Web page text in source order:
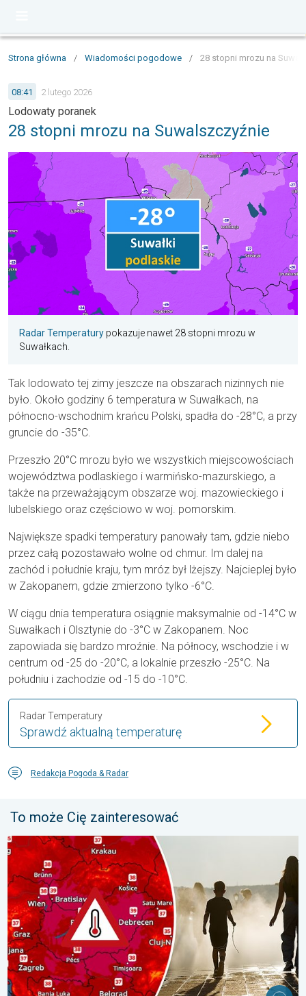
Strona główna / Wiadomości pogodowe / 28 stopni mrozu na
08:41 2 lutego 2026
Lodowaty poranek
28 stopni mrozu na Suwalszczyźnie
Radar Temperatury pokazuje nawet 28 stopni mrozu w
Suwałkach.
Tak lodowato tej zimy jeszcze na obszarach nizinnych nie
było. Około godziny 6 temperatura w Suwałkach, na
północno-wschodnim krańcu Polski, spadła do -28°C, a przy
gruncie do -35°C.
Przeszło 20°C mrozu było we wszystkich miejscowościach
województwa podlaskiego i warmińsko-mazurskiego, a
także na przeważającym obszarze woj. mazowieckiego i
lubelskiego oraz częściowo w woj. pomorskim.
Największe spadki temperatury panowały tam, gdzie niebo
przez całą pozostawało wolne od chmur. Im dalej na
zachód i południe kraju, tym mróz był lżejszy. Najcieplej było
w Zakopanem, gdzie zmierzono tylko -6°C.
W ciągu dnia temperatura osiągnie maksymalnie od -14°C w
Suwałkach i Olsztynie do -3°C w Zakopanem. Noc
zapowiada się bardzo mroźnie. Na północy, wschodzie i w
centrum od -25 do -20°C, a lokalnie przeszło -25°C. Na
południu i zachodzie od -15 do -10°C.
Sprawdź aktualną temperaturę
Radar Temperatury
Redakcja Pogoda & Radar
To może Cię zainteresować
Ekstremalny upał w Europie Wschodniej. Ponad 40 stopni. . .